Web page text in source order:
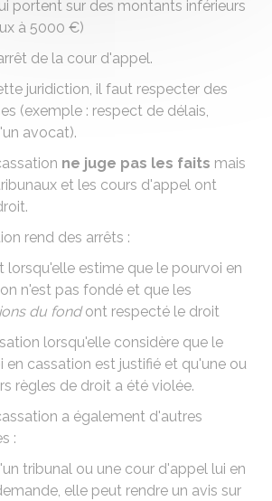
portent sur des montants inférieurs
à 5000 €)
de la cour d'appel.
juridiction, il faut respecter des
(exemple : respect de délais,
avocat).
ne juge pas les faits mais
et les cours d'appel ont
rend des arrêts :
lorsqu'elle estime que le pourvoi en
n'est pas fondé et que les
du fondont respecté le droit
lorsqu'elle considère que le
en cassation est justifié et qu'une ou
règles de droit a été violée.
a également d'autres
:
tribunal ou une cour d'appel lui en
elle peut rendre un avis sur